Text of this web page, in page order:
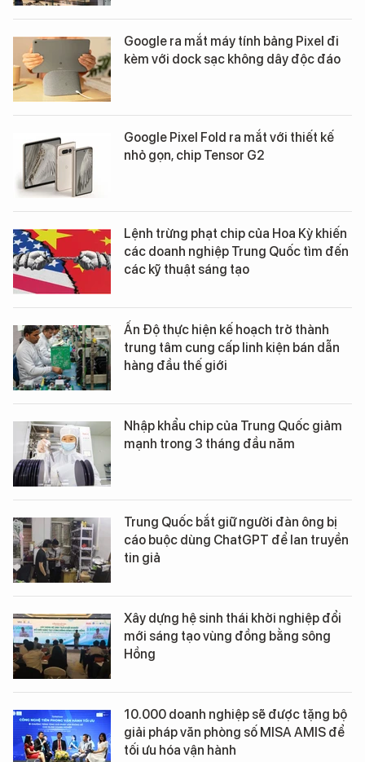
Google ra mắt máy tính bảng Pixel đi
kèm với dock sạc không dây độc đáo
Google Pixel Fold ra mắt với thiết kế
nhỏ gọn, chip Tensor G2
Lệnh trừng phạt chip của Hoa Kỳ khiến
các doanh nghiệp Trung Quốc tìm đến
các kỹ thuật sáng tạo
Ấn Độ thực hiện kế hoạch trở thành
trung tâm cung cấp linh kiện bán dẫn
hàng đầu thế giới
Nhập khẩu chip của Trung Quốc giảm
mạnh trong 3 tháng đầu năm
Trung Quốc bắt giữ người đàn ông bị
cáo buộc dùng ChatGPT để lan truyền
tin giả
Xây dựng hệ sinh thái khởi nghiệp đổi
mới sáng tạo vùng đồng bằng sông
Hồng
10.000 doanh nghiệp sẽ được tặng bộ
giải pháp văn phòng số MISA AMIS để
tối ưu hóa vận hành